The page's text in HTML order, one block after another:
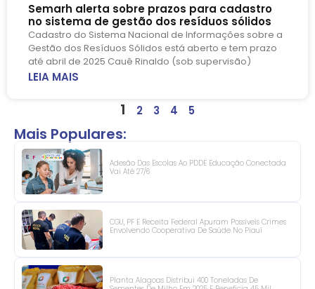
Semarh alerta sobre prazos para cadastro
no sistema de gestão dos resíduos sólidos
Cadastro do Sistema Nacional de Informações sobre a
Gestão dos Resíduos Sólidos está aberto e tem prazo
até abril de 2025 Cauê Rinaldo (sob supervisão)
LEIA MAIS
1 2 3 4 5
Mais Populares:
Adesão Das Escolas Ao PDDE Educação Conectada
Vai Até 27/6
CGU, PF E Receita Federal Apuram Possíveis Crimes
Envolvendo Cooperativa De Saúde No Piauí
Planta Alagoas Distribui 400 Toneladas De